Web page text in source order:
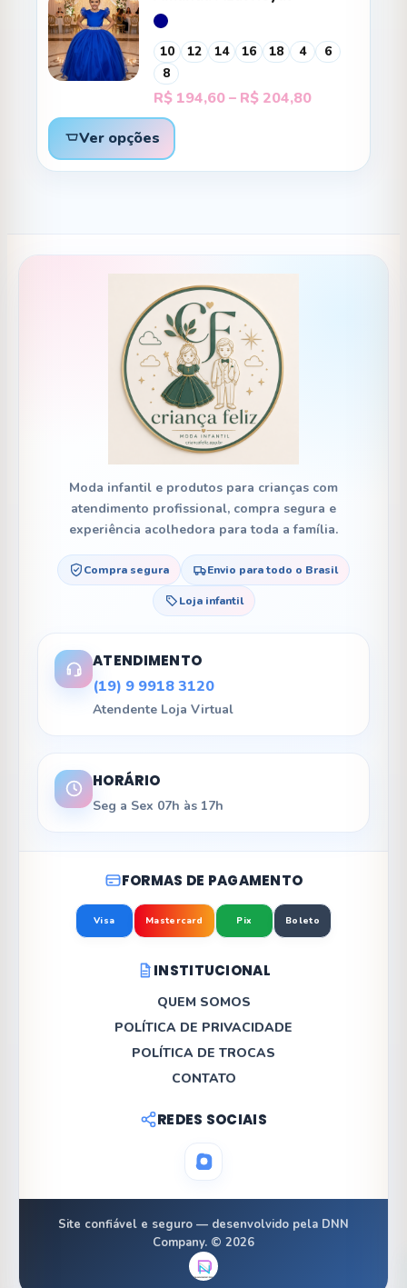
10 12 14 16 18 4
6
8
R$ 194,60– R$ 204,80Faixa
R$ 194,60
através
Ver opções
Moda infantil e produtos para crianças com
atendimento profissional, compra segura e
experiência acolhedora para toda a família.
Compra segura Envio para todo o Brasil
Loja infantil
ATENDIMENTO
(19) 9 9918 3120
Atendente Loja Virtual
HORÁRIO
Seg a Sex 07h às 17h
FORMAS DE PAGAMENTO
Visa Mastercard Pix Boleto
INSTITUCIONAL
QUEM SOMOS
POLÍTICA DE PRIVACIDADE
POLÍTICA DE TROCAS
CONTATO
REDES SOCIAIS
Site confiável e seguro — desenvolvido pela DNN
Company. © 2026